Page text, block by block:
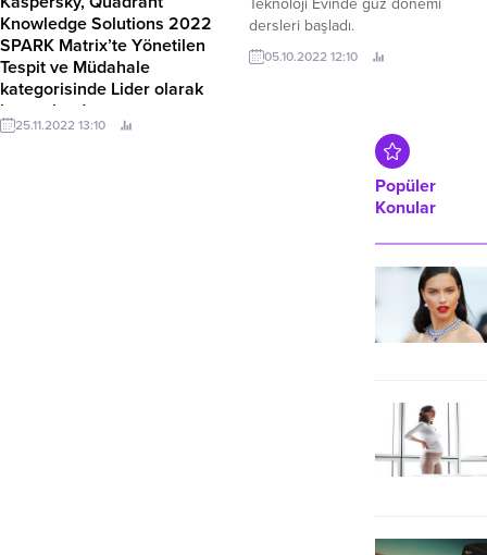
Knowledge Solutions 2022
SPARK Matrix’te Yönetilen
Tespit ve Müdahale
kategorisinde Lider olarak
konumlandı
Kapsamlı teknolojisi ve müşteri
25.11.2022 13:10
Teknoloji Evinde güz dönemi
dersleri başladı.
05.10.2022 12:10
Popüler
Konular